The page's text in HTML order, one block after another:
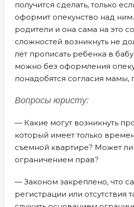
получится сделать, только
оформит опекунство над
родители и она сама на это
сложностей возникнуть не
лет прописать ребенка в
можно без оформления
понадобятся согласия мамы,
Вопросы юристу:
— Какие могут возникнуть
который имеет только
съемной квартире? Может ли
ограничением прав?
— Законом закреплено, что
регистрации или отсутствия